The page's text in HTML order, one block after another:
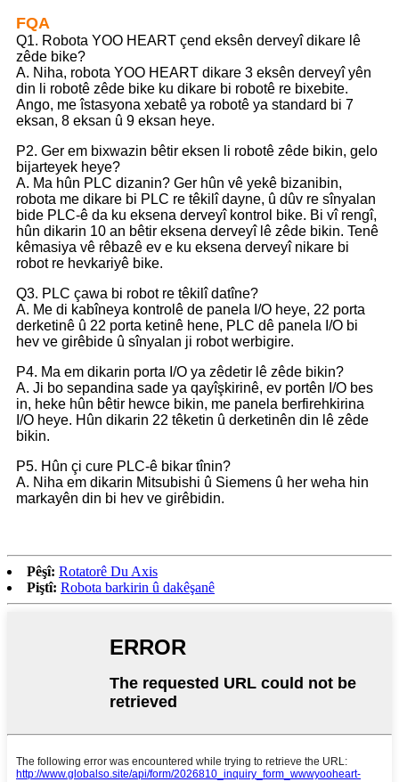
FQA
Q1. Robota YOO HEART çend eksên derveyî dikare lê
zêde bike?
A. Niha, robota YOO HEART dikare 3 eksên derveyî yên
din li robotê zêde bike ku dikare bi robotê re bixebite.
Ango, me îstasyona xebatê ya robotê ya standard bi 7
eksan, 8 eksan û 9 eksan heye.
P2. Ger em bixwazin bêtir eksen li robotê zêde bikin, gelo
bijarteyek heye?
A. Ma hûn PLC dizanin? Ger hûn vê yekê bizanibin,
robota me dikare bi PLC re têkilî dayne, û dûv re sînyalan
bide PLC-ê da ku eksena derveyî kontrol bike. Bi vî rengî,
hûn dikarin 10 an bêtir eksena derveyî lê zêde bikin. Tenê
kêmasiya vê rêbazê ev e ku eksena derveyî nikare bi
robot re hevkariyê bike.
Q3. PLC çawa bi robot re têkilî datîne?
A. Me di kabîneya kontrolê de panela I/O heye, 22 porta
derketinê û 22 porta ketinê hene, PLC dê panela I/O bi
hev ve girêbide û sînyalan ji robot werbigire.
P4. Ma em dikarin porta I/O ya zêdetir lê zêde bikin?
A. Ji bo sepandina sade ya qayîşkirinê, ev portên I/O bes
in, heke hûn bêtir hewce bikin, me panela berfirehkirina
I/O heye. Hûn dikarin 22 têketin û derketinên din lê zêde
bikin.
P5. Hûn çi cure PLC-ê bikar tînin?
A. Niha em dikarin Mitsubishi û Siemens û her weha hin
markayên din bi hev ve girêbidin.
Pêşî: Rotatorê Du Axis
Piştî: Robota barkirin û dakêşanê